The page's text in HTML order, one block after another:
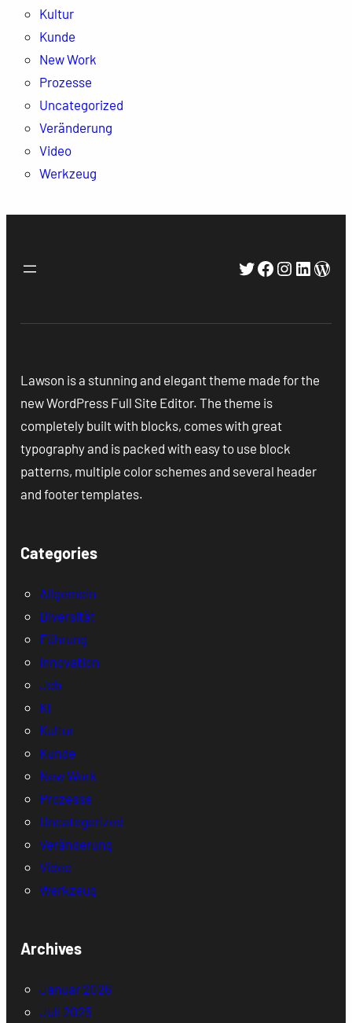
Kultur
Kunde
New Work
Prozesse
Uncategorized
Veränderung
Video
Werkzeug
Twitter
Facebook
Lawson is a stunning and elegant theme made for the
new WordPress Full Site Editor. The theme is
completely built with blocks, comes with great
typography and is packed with easy to use block
patterns, multiple color schemes and several header
and footer templates.
Categories
Allgemein
Diversität
Führung
Innovation
Job
KI
Kultur
Kunde
New Work
Prozesse
Uncategorized
Veränderung
Video
Werkzeug
Archives
Januar 2026
Juli 2025